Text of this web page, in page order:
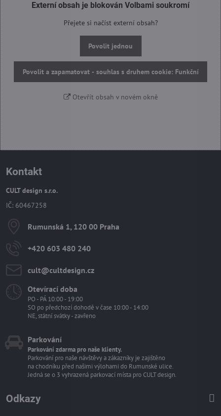
Externí obsah je blokován Volbami soukromí
Přejete si načíst externí obsah?
Povolit jednou
Povolit a zapamatovat - souhlas s druhem cookie: Funkční
Otevřít obsah v novém okně
Kontakt
CULT design s.r.o.
IČ: 60467258
Rumunská 1, 120 00 Praha
+420 603 480 240
cult​@cultdesign​.cz
Otevírací doba
PO - PÁ 10:00 - 19:00
SO po předchozí dohodě v čase 10:00 - 14:00
NE, státní svátky - zavřeno
Parkování
Parkování zdarma pro naše klienty.
Parkování pro naše návštěvy a zákazníky je zajištěno
na chodníku před našimi výlohami do Rumunské ulice.
Jedná se o 3 vyhrazená parkovací místa pro CULT design.
Odkazy